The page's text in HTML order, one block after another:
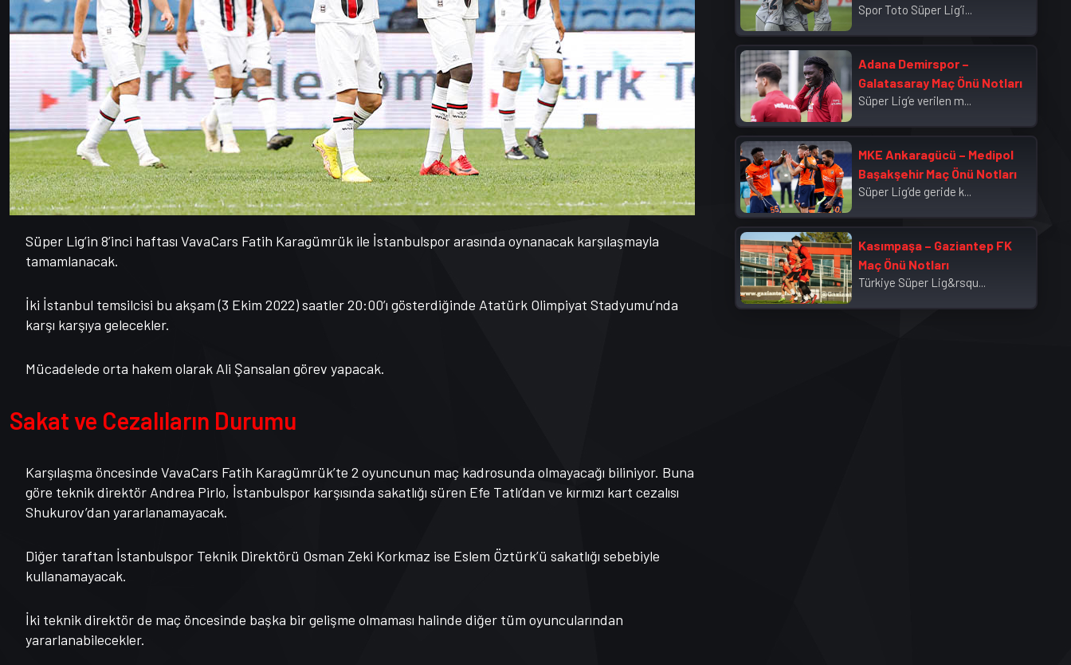
Süper Lig’in 8’inci haftası VavaCars Fatih Karagümrük ile İstanbulspor arasında oynanacak karşılaşmayla
tamamlanacak.
İki İstanbul temsilcisi bu akşam (3 Ekim 2022) saatler 20:00’ı gösterdiğinde Atatürk Olimpiyat Stadyumu’nda
karşı karşıya gelecekler.
Mücadelede orta hakem olarak Ali Şansalan görev yapacak.
Sakat ve Cezalıların Durumu
Karşılaşma öncesinde VavaCars Fatih Karagümrük’te 2 oyuncunun maç kadrosunda olmayacağı biliniyor. Buna
göre teknik direktör Andrea Pirlo, İstanbulspor karşısında sakatlığı süren Efe Tatlı’dan ve kırmızı kart cezalısı
Shukurov’dan yararlanamayacak.
Diğer taraftan İstanbulspor Teknik Direktörü Osman Zeki Korkmaz ise Eslem Öztürk’ü sakatlığı sebebiyle
kullanamayacak.
İki teknik direktör de maç öncesinde başka bir gelişme olmaması halinde diğer tüm oyuncularından
yararlanabilecekler.
Spor Toto Süper Lig’i...
Adana Demirspor –
Galatasaray Maç Önü Notları
Süper Lig’e verilen m...
MKE Ankaragücü – Medipol
Başakşehir Maç Önü Notları
Süper Lig’de geride k...
Kasımpaşa – Gaziantep FK
Maç Önü Notları
Türkiye Süper Lig&rsqu...